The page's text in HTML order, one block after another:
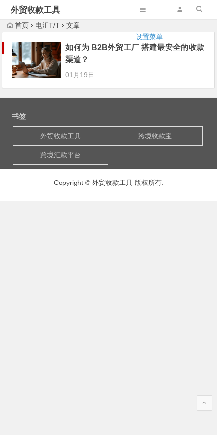
外贸收款工具
设置菜单
首页 电汇T/T 文章
如何为 B2B外贸工厂 搭建最安全的收款
渠道？
01月19日
书签
外贸收款工具 跨境收款宝
跨境汇款平台
Copyright © 外贸收款工具 版权所有.